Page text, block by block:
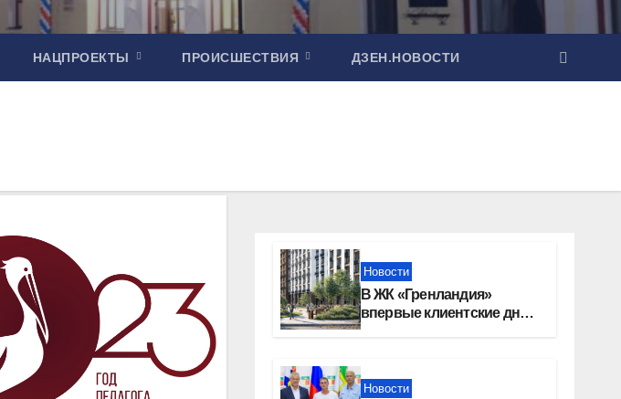
НАЦПРОЕКТЫ ПРОИСШЕСТВИЯ ДЗЕН.НОВОСТИ
Новости
В ЖК «Гренландия»
впервые клиентские дни
от крупного девелопера —
Новости